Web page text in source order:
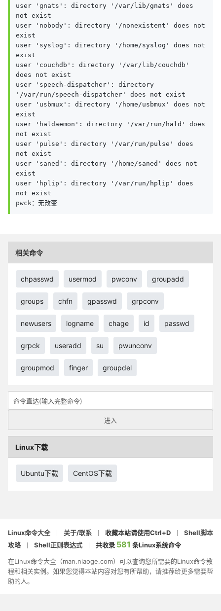
user 'gnats': directory '/var/lib/gnats' does
not exist
user 'nobody': directory '/nonexistent' does not
exist
user 'syslog': directory '/home/syslog' does not
exist
user 'couchdb': directory '/var/lib/couchdb'
does not exist
user 'speech-dispatcher': directory
'/var/run/speech-dispatcher' does not exist
user 'usbmux': directory '/home/usbmux' does not
exist
user 'haldaemon': directory '/var/run/hald' does
not exist
user 'pulse': directory '/var/run/pulse' does
not exist
user 'saned': directory '/home/saned' does not
exist
user 'hplip': directory '/var/run/hplip' does
not exist
pwck：无改变
相关命令
chpasswd usermod pwconv groupadd
groups chfn gpasswd grpconv
newusers logname chage id passwd
grpck useradd su pwunconv
groupmod finger groupdel
Linux下载
Ubuntu下载 CentOS下载
Linux命令大全 关于/联系 收藏本站请使用Ctrl+D
Shell脚本
攻略
Shell正则表达式 共收录 581 条Linux系统命令
在Linux命令大全（man.niaoge.com）可以查询您所需要的Linux命令教
程和相关实例。如果您觉得本站内容对您有所帮助，请推荐给更多需要帮
助的人。